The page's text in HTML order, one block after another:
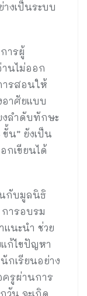
งเป็นระบบ
ารผู้
นไม่ออก
ารสอนให้
าศัยแบบ
ลำดับทักษะ
น” ยังเป็น
กเขียนได้
กับมูลนิธิ
ารอบรม
แนะนำ ช่วย
ก้ไขปัญหา
กเรียนอย่าง
ครูผ่านการ
วัน จะเกิด